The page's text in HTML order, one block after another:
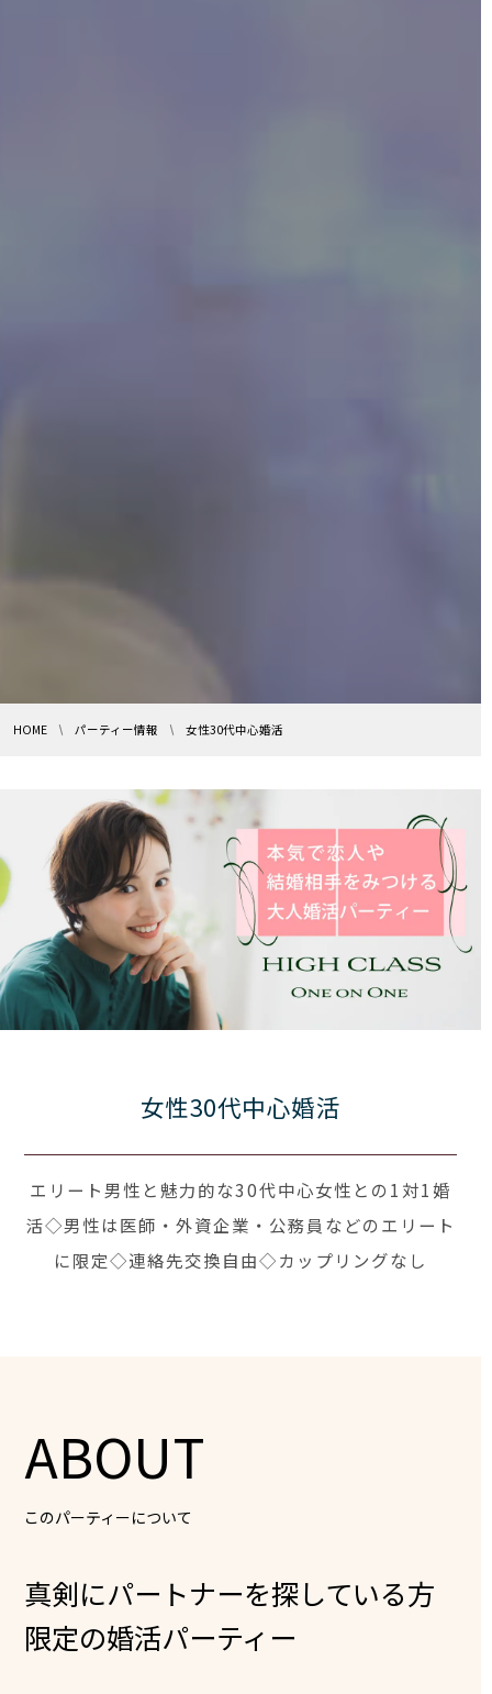
HOME パーティー情報 女性30代中心婚活
女性30代中心婚活
エリート男性と魅力的な30代中心女性との1対1婚
活◇男性は医師・外資企業・公務員などのエリート
に限定◇連絡先交換自由◇カップリングなし
ABOUT
このパーティーについて
真剣にパートナーを探している方
限定の婚活パーティー